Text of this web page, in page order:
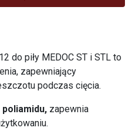
do piły MEDOC ST i STL to
zapewniający
podczas cięcia.
zapewnia